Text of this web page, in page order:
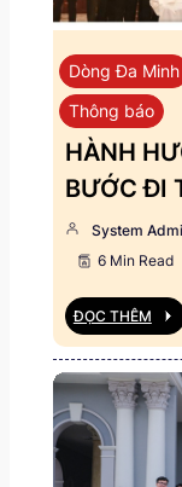
Dòng Đa Minh
Thông báo
HÀNH
BƯỚC ĐI
System
6 Min Read
ĐỌC THÊM